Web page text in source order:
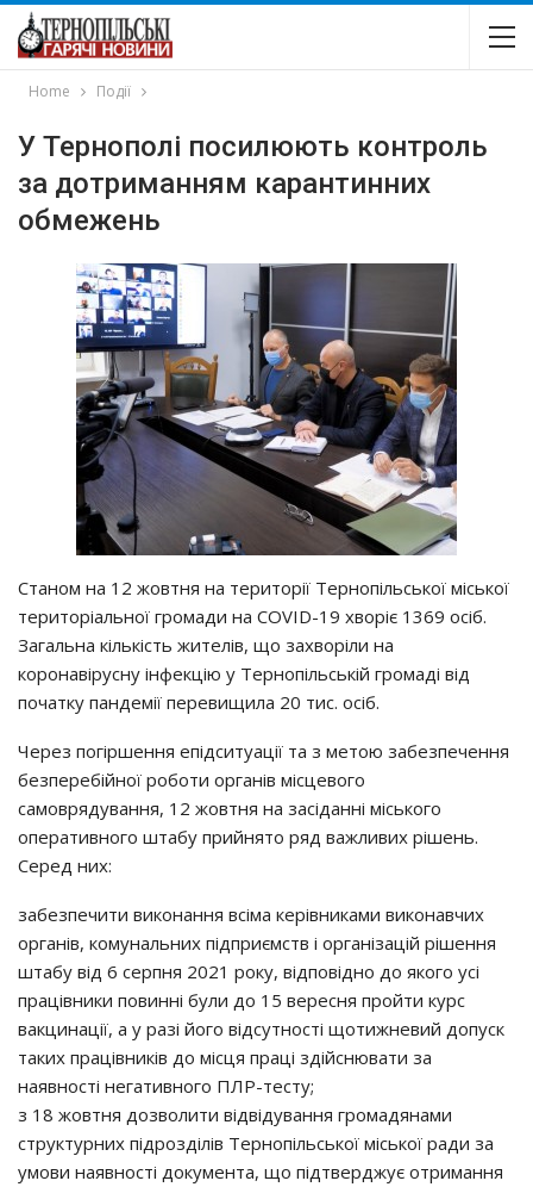
Home Події
У Тернополі посилюють контроль
за дотриманням карантинних
обмежень
Станом на 12 жовтня на території Тернопільської міської
територіальної громади на COVID-19 хворіє 1369 осіб.
Загальна кількість жителів, що захворіли на
коронавірусну інфекцію у Тернопільській громаді від
початку пандемії перевищила 20 тис. осіб.
Через погіршення епідситуації та з метою забезпечення
безперебійної роботи органів місцевого
самоврядування, 12 жовтня на засіданні міського
оперативного штабу прийнято ряд важливих рішень.
Серед них:
забезпечити виконання всіма керівниками виконавчих
органів, комунальних підприємств і організацій рішення
штабу від 6 серпня 2021 року, відповідно до якого усі
працівники повинні були до 15 вересня пройти курс
вакцинації, а у разі його відсутності щотижневий допуск
таких працівників до місця праці здійснювати за
наявності негативного ПЛР-тесту;
з 18 жовтня дозволити відвідування громадянами
структурних підрозділів Тернопільської міської ради за
умови наявності документа, що підтверджує отримання